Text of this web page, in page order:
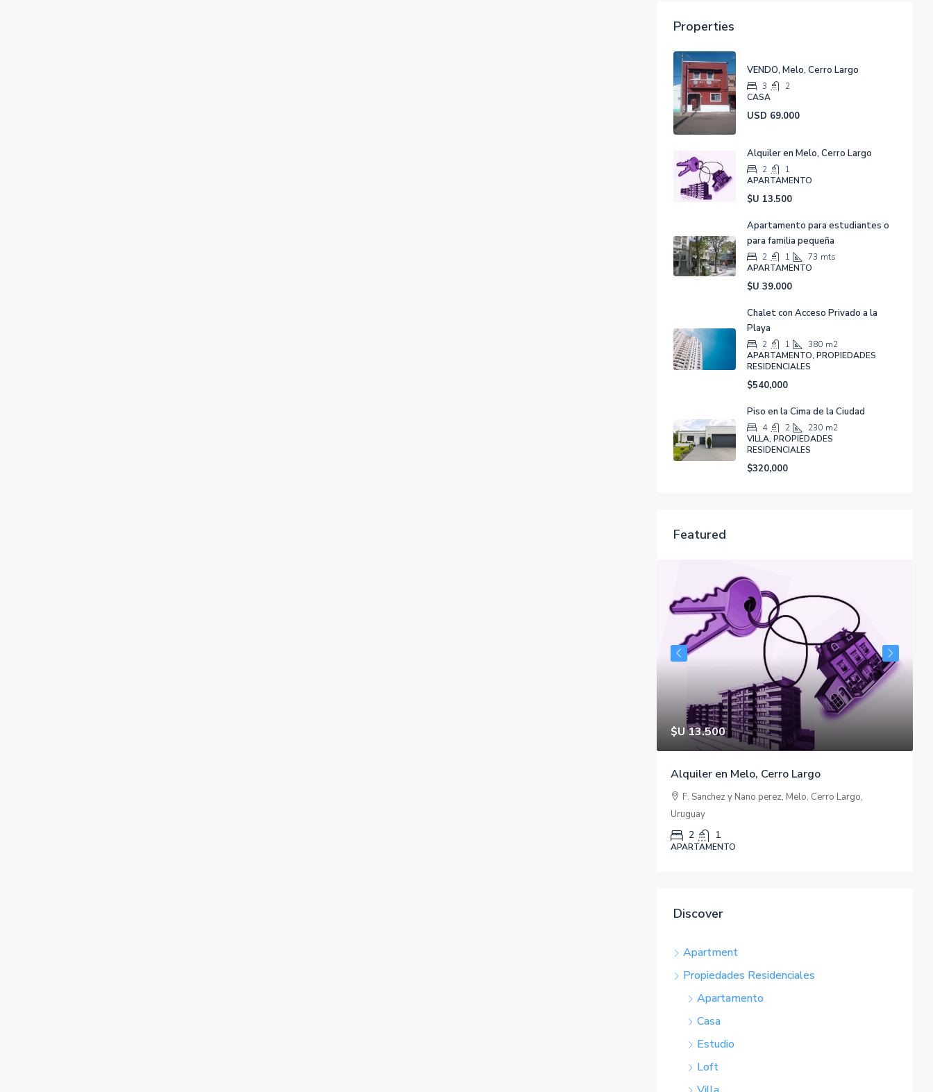
Properties
VENDO, Melo, Cerro Largo
3
2
CASA
USD 69.000
Alquiler en Melo, Cerro Largo
2
1
APARTAMENTO
$U 13.500
Apartamento para estudiantes o
para familia pequeña
2 1 73 mts
APARTAMENTO
$U 39.000
Chalet con Acceso Privado a la
Playa
2 1 380 m2
APARTAMENTO, PROPIEDADES
RESIDENCIALES
$540,000
Piso en la Cima de la Ciudad
4 2 230 m2
VILLA, PROPIEDADES
RESIDENCIALES
$320,000
Featured
$U 13.500
Alquiler en Melo, Cerro Largo
F. Sanchez y Nano perez, Melo, Cerro Largo,
Uruguay
2 1
APARTAMENTO
Discover
Apartment
Propiedades Residenciales
Apartamento
Casa
Estudio
Loft